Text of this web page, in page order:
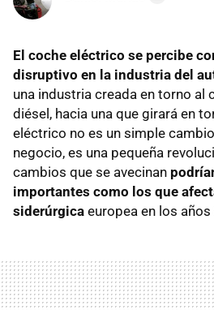
El coche eléctrico se percibe
disruptivo en la industria del
una industria creada en torno al
diésel, hacia una que girará en
eléctrico no es un simple
negocio, es una pequeña
cambios que se avecinan
importantes como los que
siderúrgica europea en los años